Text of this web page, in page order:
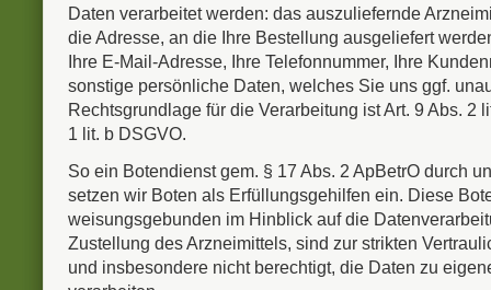
Daten verarbeitet werden: das auszuliefernde
die Adresse, an die Ihre Bestellung ausgeliefert
Ihre E-Mail-Adresse, Ihre Telefonnummer, Ihre
sonstige persönliche Daten, welches Sie uns ggf.
Rechtsgrundlage für die Verarbeitung ist Art. 9 Abs. 2
1 lit. b DSGVO.
So ein Botendienst gem. § 17 Abs. 2 ApBetrO durch
setzen wir Boten als Erfüllungsgehilfen ein. Diese
weisungsgebunden im Hinblick auf die
Zustellung des Arzneimittels, sind zur strikten
und insbesondere nicht berechtigt, die Daten zu